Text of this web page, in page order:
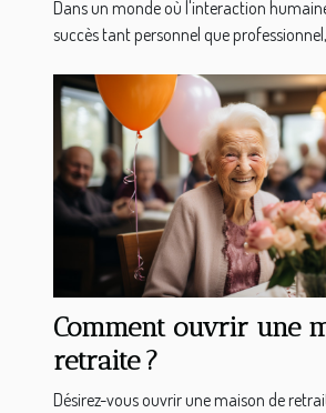
Dans un monde où l'interaction
succès tant personnel que
Comment ouvrir une
retraite ?
Désirez-vous ouvrir une maison de